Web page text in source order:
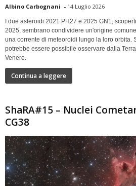
Albino Carbognani - 14 Luglio 2026
I due asteroidi 2021 PH27 e 2025 GN1,
2025, sembrano condividere un'origine
una corrente di meteoroidi lungo la loro orbita.
potrebbe essere possibile osservare dalla
Venere.
Continua a leggere
ShaRA#15 – Nuclei
CG38